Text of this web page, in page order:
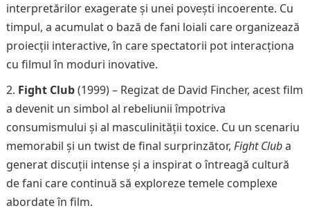
interpretărilor exagerate și unei povești incoerente. Cu
timpul, a acumulat o bază de fani loiali care organizează
proiecții interactive, în care spectatorii pot interacționa
cu filmul în moduri inovative.
Fight Club(1999) – Regizat de David Fincher, acest film
a devenit un simbol al rebeliunii împotriva
consumismului și al masculinității toxice. Cu un scenariu
memorabil și un twist de final surprinzător, Fight Cluba
generat discuții intense și a inspirat o întreagă cultură
de fani care continuă să exploreze temele complexe
abordate în film.